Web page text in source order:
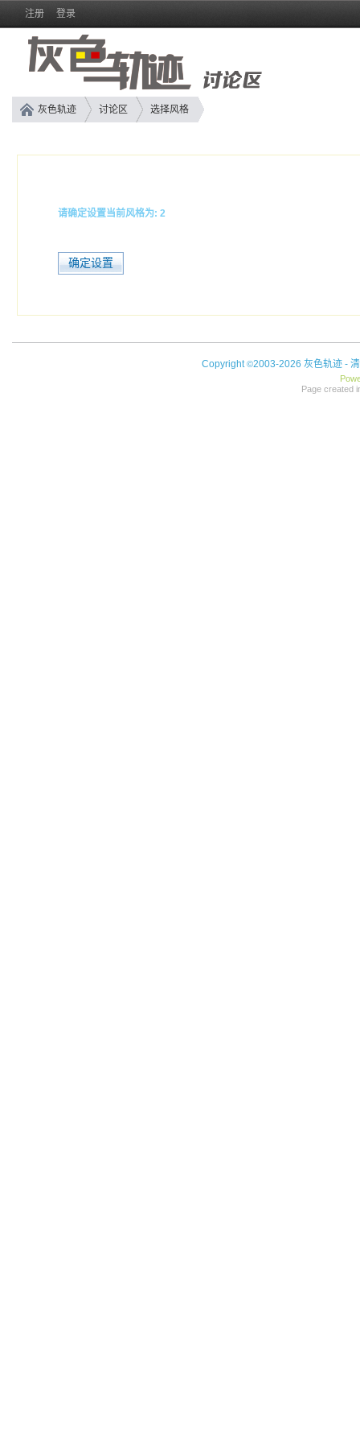
注册 登录
灰色轨迹 讨论区 选择风格
请确定设置当前风格为: 2
Copyright©2003-2026 灰色轨迹 -
Page created